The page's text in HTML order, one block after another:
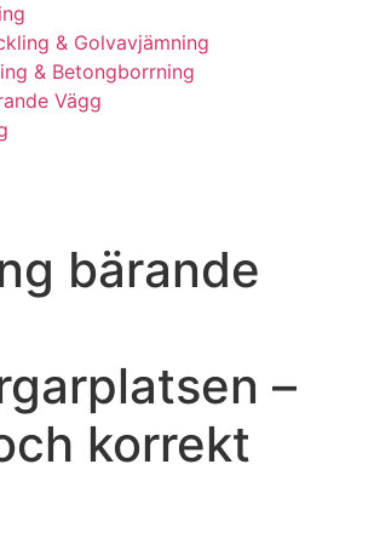
& Golvavjämning
& Betongborrning
Vägg
bärande
–
korrekt